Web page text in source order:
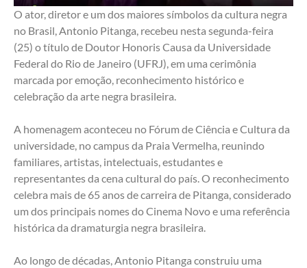
O ator, diretor e um dos maiores símbolos da cultura negra
no Brasil, Antonio Pitanga, recebeu nesta segunda-feira
(25) o título de Doutor Honoris Causa da Universidade
Federal do Rio de Janeiro (UFRJ), em uma cerimônia
marcada por emoção, reconhecimento histórico e
celebração da arte negra brasileira.
A homenagem aconteceu no Fórum de Ciência e Cultura da
universidade, no campus da Praia Vermelha, reunindo
familiares, artistas, intelectuais, estudantes e
representantes da cena cultural do país. O reconhecimento
celebra mais de 65 anos de carreira de Pitanga, considerado
um dos principais nomes do Cinema Novo e uma referência
histórica da dramaturgia negra brasileira.
Ao longo de décadas, Antonio Pitanga construiu uma